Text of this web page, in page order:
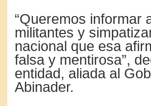
“Queremos informar
militantes y
nacional que esa
falsa y mentirosa”,
entidad, aliada al
Abinader.